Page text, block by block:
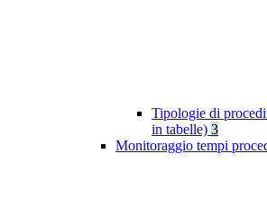
Tipologie di
in tabelle) 3
Monitoraggio tempi